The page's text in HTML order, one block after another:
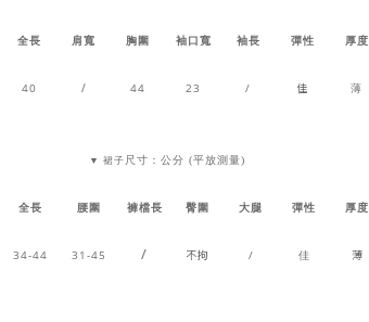
全長 肩寬 胸圍 袖口寬 袖長 彈性 厚度
40 / 44 23 / 佳 薄
▼ 裙子 尺寸：公分 (平放測量)
全長 腰圍 褲檔長 臀圍 大腿 彈性 厚度
34-44 31-45 / 不拘 / 佳 薄